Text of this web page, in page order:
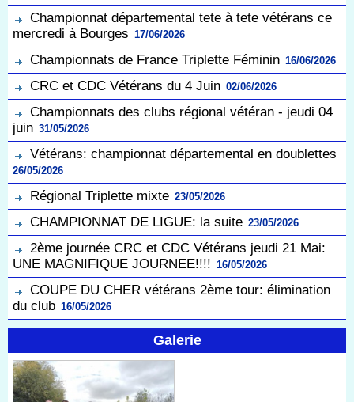
Championnat départemental tete à tete vétérans ce
mercredi à Bourges 17/06/2026
Championnats de France Triplette Féminin 16/06/2026
CRC et CDC Vétérans du 4 Juin 02/06/2026
Championnats des clubs régional vétéran - jeudi 04
juin 31/05/2026
Vétérans: championnat départemental en doublettes
26/05/2026
Régional Triplette mixte 23/05/2026
CHAMPIONNAT DE LIGUE: la suite 23/05/2026
2ème journée CRC et CDC Vétérans jeudi 21 Mai:
UNE MAGNIFIQUE JOURNEE!!!! 16/05/2026
COUPE DU CHER vétérans 2ème tour: élimination
du club 16/05/2026
Galerie